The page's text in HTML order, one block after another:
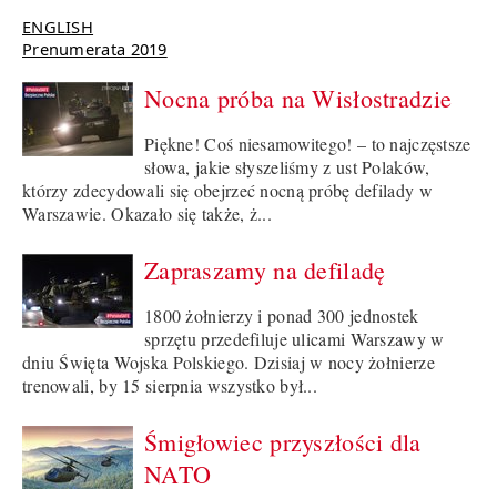
ENGLISH
Prenumerata 2019
Nocna próba na Wisłostradzie
Piękne! Coś niesamowitego! – to najczęstsze
słowa, jakie słyszeliśmy z ust Polaków,
którzy zdecydowali się obejrzeć nocną próbę defilady w
Warszawie. Okazało się także, ż...
Zapraszamy na defiladę
1800 żołnierzy i ponad 300 jednostek
sprzętu przedefiluje ulicami Warszawy w
dniu Święta Wojska Polskiego. Dzisiaj w nocy żołnierze
trenowali, by 15 sierpnia wszystko był...
Śmigłowiec przyszłości dla
NATO